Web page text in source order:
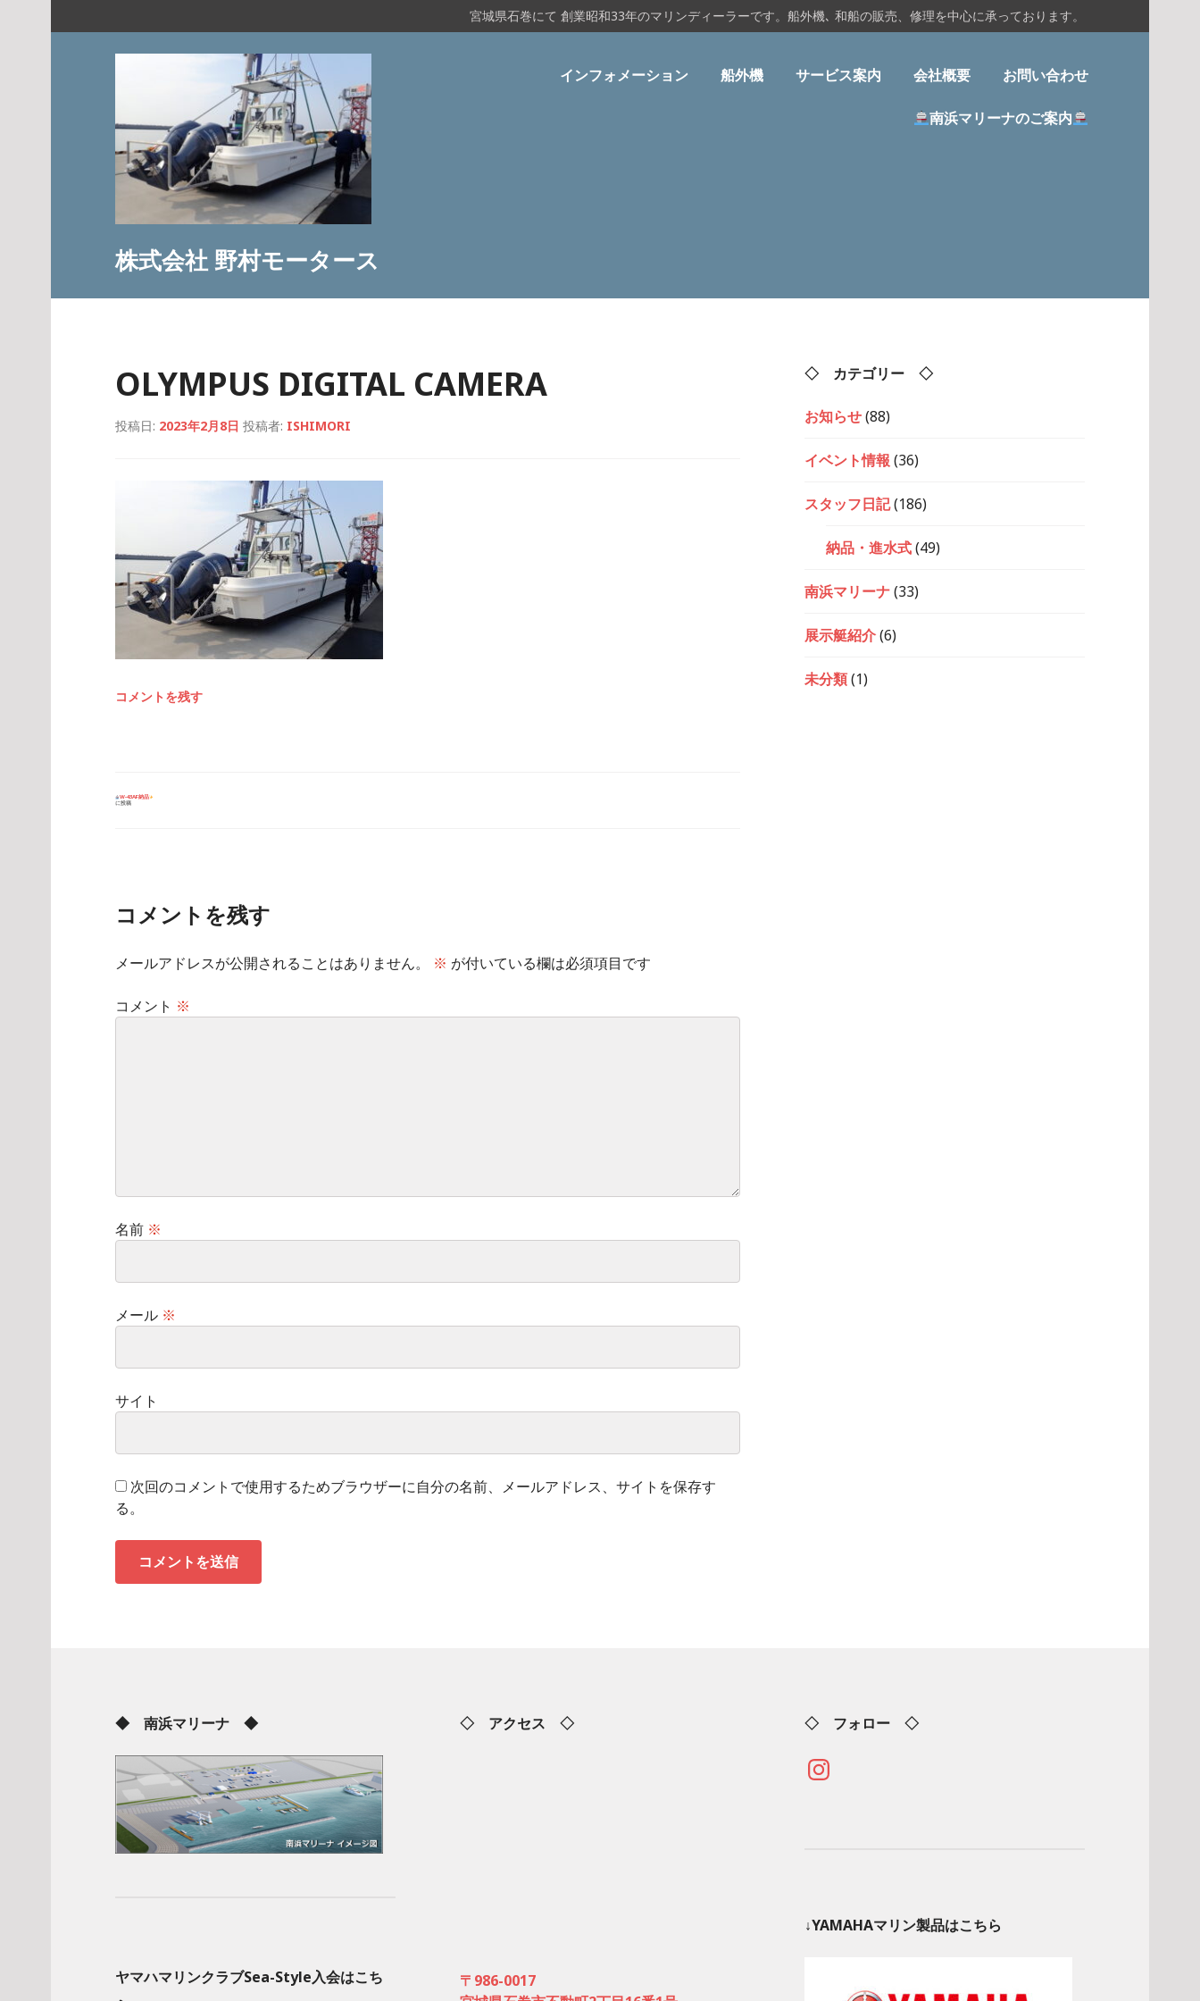
ン
宮城県石巻にて 創業昭和33年のマリンディーラーです。船外機､ 和船の販売、修理を中心に承っております。
株式会社 野村モータース
インフォメーション 船外機 サービス案内 会社概要 お問い合わせ
南浜マリーナのご案内
OLYMPUS DIGITAL CAMERA
投稿日: 2023年2月8日 投稿者: ISHIMORI
コメントを残す
投W-43AF納品
に投稿
コメントを残す
メールアドレスが公開されることはありません。 ※ が付いている欄は必須項目です
コメント ※
名前 ※
メール ※
サイト
次回のコメントで使用するためブラウザーに自分の名前、メールアドレス、サイトを保存す
る。
◇ カテゴリー ◇
お知らせ(88)
イベント情報 (36)
スタッフ日記(186)
納品・進水式(49)
南浜マリーナ(33)
展示艇紹介(6)
未分類(1)
◆ 南浜マリーナ ◆
ヤマハマリンクラブSea-Style入会はこち
◇ アクセス ◇
〒986-0017
◇ フォロー ◇
Instagram
↓YAMAHAマリン製品はこちら